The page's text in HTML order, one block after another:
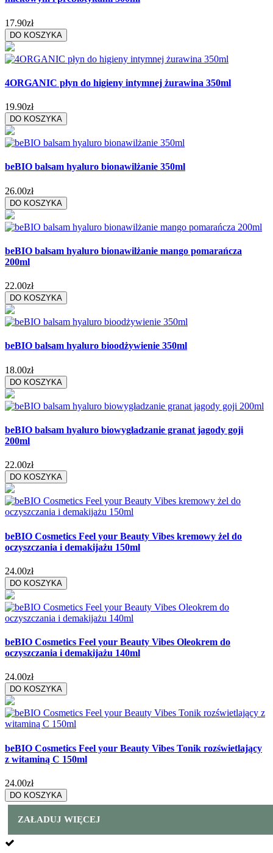
17.90zł
DO KOSZYKA
4ORGANIC płyn do higieny intymnej żurawina 350ml
19.90zł
DO KOSZYKA
beBIO balsam hyaluro bionawilżanie 350ml
26.00zł
DO KOSZYKA
beBIO balsam hyaluro bionawilżanie mango pomarańcza
200ml
22.00zł
DO KOSZYKA
beBIO balsam hyaluro bioodżywienie 350ml
18.00zł
DO KOSZYKA
beBIO balsam hyaluro biowygładzanie granat jagody goji
200ml
22.00zł
DO KOSZYKA
beBIO Cosmetics Feel your Beauty Vibes kremowy żel do
oczyszczania i demakijażu 150ml
24.00zł
DO KOSZYKA
beBIO Cosmetics Feel your Beauty Vibes Oleokrem do
oczyszczania i demakijażu 140ml
24.00zł
DO KOSZYKA
beBIO Cosmetics Feel your Beauty Vibes Tonik rozświetlający
z witaminą C 150ml
24.00zł
DO KOSZYKA
ZAŁADUJ WIĘCEJ